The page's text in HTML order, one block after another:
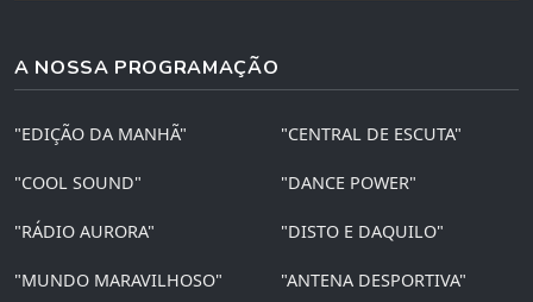
A NOSSA PROGRAMAÇÃO
"EDIÇÃO DA MANHÃ" "CENTRAL DE ESCUTA"
"COOL SOUND" "DANCE POWER"
"RÁDIO AURORA" "DISTO E DAQUILO"
"MUNDO MARAVILHOSO" "ANTENA DESPORTIVA"